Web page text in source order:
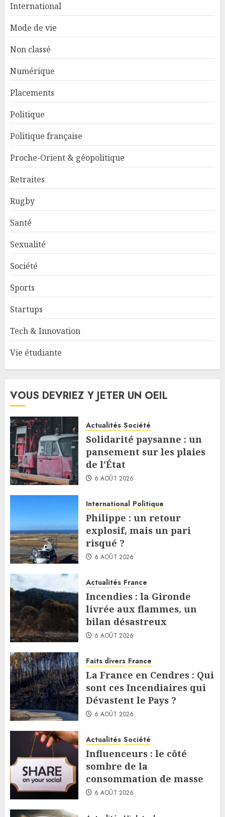
International
Mode de vie
Non classé
Numérique
Placements
Politique
Politique française
Proche-Orient & géopolitique
Retraites
Rugby
Santé
Sexualité
Société
Sports
Startups
Tech & Innovation
Vie étudiante
VOUS DEVRIEZ Y JETER UN OEIL
Actualités Société
Solidarité paysanne : un
pansement sur les plaies
de l’État
6 AOÛT 2026
International Politique
Philippe : un retour
explosif, mais un pari
risqué ?
6 AOÛT 2026
Actualités France
Incendies : la Gironde
livrée aux flammes, un
bilan désastreux
6 AOÛT 2026
Faits divers France
La France en Cendres : Qui
sont ces Incendiaires qui
Dévastent le Pays ?
6 AOÛT 2026
Actualités Société
Influenceurs : le côté
sombre de la
consommation de masse
6 AOÛT 2026